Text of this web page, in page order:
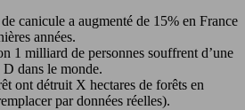
canicule a augmenté de 15% en France
années.
1 milliard de personnes souffrent d’une
dans le monde.
ont détruit X hectares de forêts en
par données réelles).